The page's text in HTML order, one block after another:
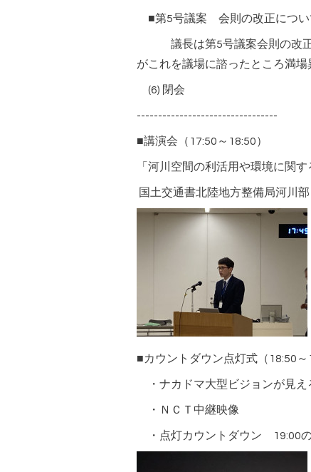
■第5号議案 会則の改正につい
議長は第5号議案会則の改正に
がこれを議場に諮ったところ満場
(6) 閉会
---------------------------------
■講演会（17:50～18:50）
「河川空間の利活用や環境に関
国土交通書北陸地方整備局河
■カウントダウン点灯式（18:50～
・ナカドマ大型ビジョンが見え
・ＮＣＴ中継映像
・点灯カウントダウン 19:00の